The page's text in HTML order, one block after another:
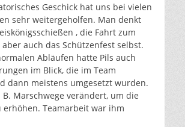
Geschick hat uns bei vielen
sehr weitergeholfen. Man denkt
, die Fahrt zum
auch das Schützenfest selbst.
Abläufen hatte Pils auch
im Blick, die im Team
dann meistens umgesetzt wurden.
B. Marschwege verändert, um die
erhöhen. Teamarbeit war ihm